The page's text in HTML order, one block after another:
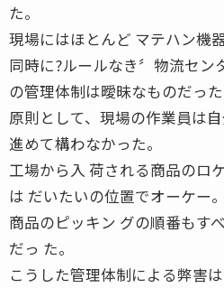
た。
現場にはほとんど マテハン機
同時に?ルールなき〞物流セン
の管理体制は曖昧なものだった
原則として、現場の作業員は
進めて構わなかった。
工場から入 荷される商品のロ
は だいたいの位置でオーケー。
商品のピッキン グの順番もす
だっ た。
こうした管理体制による弊害は